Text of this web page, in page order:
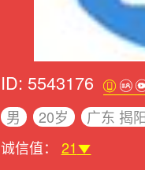
ID: 5543176
男 20岁
广东 揭
诚信值： 21